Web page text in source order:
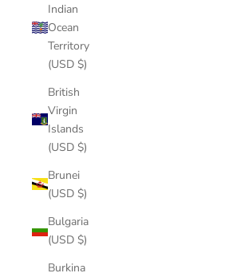
Indian
Ocean
Territory
(USD $)
British
Virgin
Islands
(USD $)
Brunei
(USD $)
Bulgaria
(USD $)
Burkina